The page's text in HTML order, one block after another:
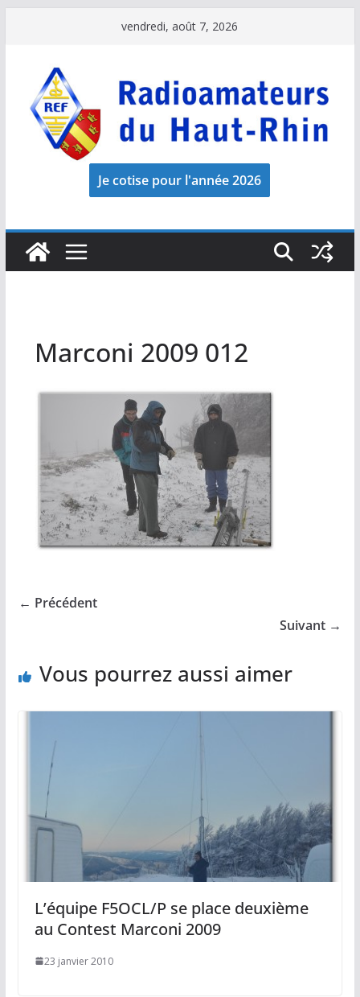
contenu
vendredi, août 7, 2026
Marconi 2009 012
← Précédent
Suivant →
Vous pourrez aussi aimer
L’équipe F5OCL/P se place deuxième
au Contest Marconi 2009
23 janvier 2010